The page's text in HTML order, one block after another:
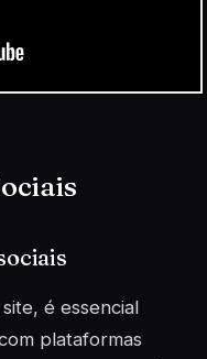
é essencial
plataformas